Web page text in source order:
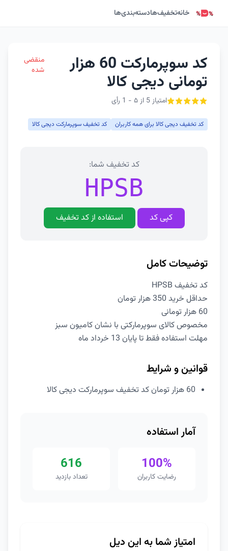
خانهتخفیف‌هادسته‌بندی‌ها
کد سوپرمارکت 60 هزار
تومانی دیجی کالا
امتیاز 5 از ۵ - 1 رأی
منقضی
شده
کد تخفیف دیجی کالا برای همه کاربران کد تخفیف سوپرمارکت دیجی کالا
کد تخفیف شما:
HPSB
کپی کد استفاده از کد تخفیف
توضیحات کامل
کد تخفیف HPSB
حداقل خرید 350 هزار تومان
60 هزار تومانی
مخصوص کالای سوپرمارکتی با نشان کامیون سبز
مهلت استفاده فقط تا پایان 13 خرداد ماه
قوانین و شرایط
60 هزار تومان کد تخفیف سوپرمارکت دیجی کالا
آمار استفاده
100%
رضایت کاربران
616
تعداد بازدید
امتیاز شما به این دیل